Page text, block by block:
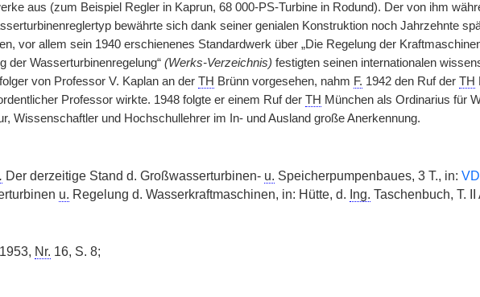
aus (zum Beispiel Regler in Kaprun, 68 000-PS-Turbine in Rodund). Der von ihm
bewährte sich dank seiner genialen Konstruktion noch Jahrzehnte
vor allem sein 1940 erschienenes Standardwerk über „Die Regelung der
der Wasserturbinenregelung“ (Werks-Verzeichnis) festigten seinen internationalen
von Professor V. Kaplan an der TH Brünn vorgesehen, nahm F. 1942 den Ruf der TH
Professor wirkte. 1948 folgte er einem Ruf der TH München als Ordinarius für
Wissenschaftler und Hochschullehrer im In- und Ausland große Anerkennung.
Der derzeitige Stand d. Großwasserturbinen- u. Speicherpumpenbaues, 3 T., in:
u. Regelung d. Wasserkraftmaschinen, in: Hütte, d. Ing. Taschenbuch, T. II
Nr. 16, S. 8;